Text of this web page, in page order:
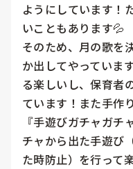
ようにしています！
いこともあります💦
そのため、月の歌を
か出してやっていま
る楽しいし、保育者
ています！また手作
『手遊びガチャガチ
チャから出た手遊び
た時防止）を行って